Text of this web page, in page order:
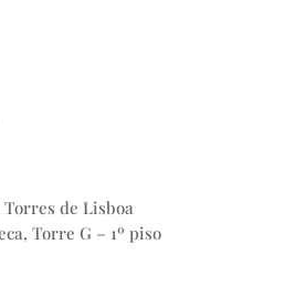
de Lisboa
Torre G – 1º piso